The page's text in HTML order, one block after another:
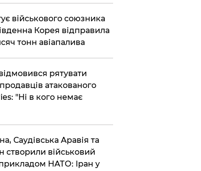
військового союзника
Корея відправила
тонн авіапалива
рятувати
атакованого
"Ні в кого немає
Саудівська Аравія та
створили військовий
НАТО: Іран у